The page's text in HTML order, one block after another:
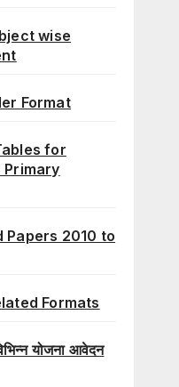
wise
Format
for
Primary
Papers 2010 to
Formats
योजना आवेदन